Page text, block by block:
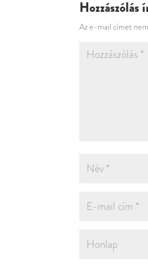
Hozzászólás
Az e-mail címet